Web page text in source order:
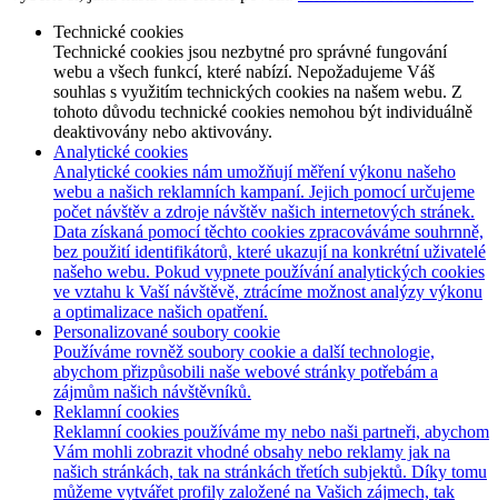
Technické cookies
Technické cookies jsou nezbytné pro správné fungování
webu a všech funkcí, které nabízí. Nepožadujeme Váš
souhlas s využitím technických cookies na našem webu. Z
tohoto důvodu technické cookies nemohou být individuálně
deaktivovány nebo aktivovány.
Analytické cookies
Analytické cookies nám umožňují měření výkonu našeho
webu a našich reklamních kampaní. Jejich pomocí určujeme
počet návštěv a zdroje návštěv našich internetových stránek.
Data získaná pomocí těchto cookies zpracováváme souhrnně,
bez použití identifikátorů, které ukazují na konkrétní uživatelé
našeho webu. Pokud vypnete používání analytických cookies
ve vztahu k Vaší návštěvě, ztrácíme možnost analýzy výkonu
a optimalizace našich opatření.
Personalizované soubory cookie
Používáme rovněž soubory cookie a další technologie,
abychom přizpůsobili naše webové stránky potřebám a
zájmům našich návštěvníků.
Reklamní cookies
Reklamní cookies používáme my nebo naši partneři, abychom
Vám mohli zobrazit vhodné obsahy nebo reklamy jak na
našich stránkách, tak na stránkách třetích subjektů. Díky tomu
můžeme vytvářet profily založené na Vašich zájmech, tak